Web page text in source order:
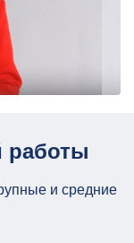
работы
и средние